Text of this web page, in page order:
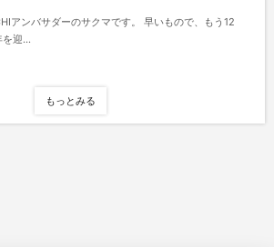
アンバサダーのサクマです。 早いもので、もう12
迎...
もっとみる